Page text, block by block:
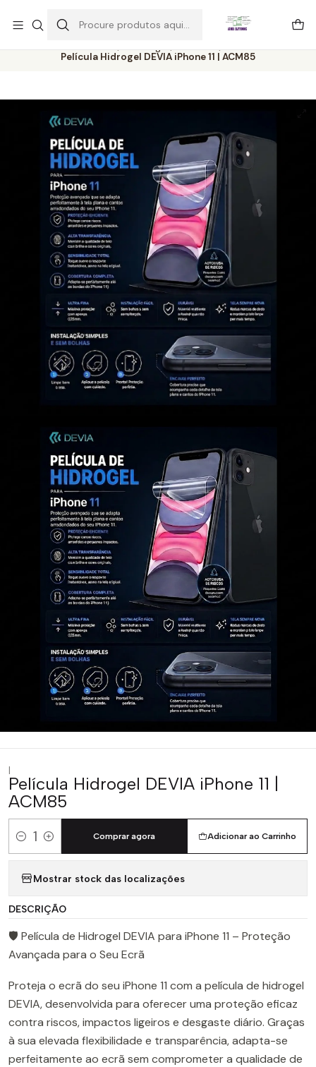
Início Catálogo
Películas
Película Hidrogel DEVIA iPhone 11 | ACM85
|
Película Hidrogel DEVIA iPhone 11 |
ACM85
Quantidade
Adicionar ao Carrinho
Comprar agora
Mostrar stock das localizações
DESCRIÇÃO
🛡️ Película de Hidrogel DEVIA para iPhone 11 – Proteção
Avançada para o Seu Ecrã
Proteja o ecrã do seu iPhone 11 com a película de hidrogel
DEVIA, desenvolvida para oferecer uma proteção eficaz
contra riscos, impactos ligeiros e desgaste diário. Graças
à sua elevada flexibilidade e transparência, adapta-se
perfeitamente ao ecrã sem comprometer a qualidade de